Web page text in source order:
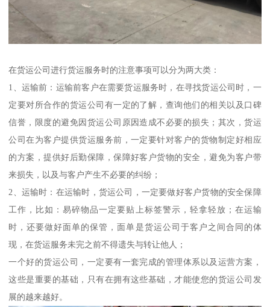
在货运公司进行货运服务时的注意事项可以分为两大类：
1、运输前：运输前客户在需要货运服务时，在寻找货运公司时，一
定要对所合作的货运公司有一定的了解，查询他们的相关以及口碑
信誉，限度的避免因货运公司原因造成不必要的损失；其次，货运
公司在为客户提供货运服务前，一定要针对客户的货物制定好相应
的方案，提供好后勤保障，保障好客户货物的安全，避免为客户带
来损失，以及与客户产生不必要的纠纷；
2、运输时：在运输时，货运公司，一定要做好客户货物的安全保障
工作，比如：易碎物品一定要贴上标签警示，轻拿轻放；在运输
时，还要做好面单的保管，面单是货运公司于客户之间合同的体
现，在货运服务未完之前不得遗失与转让他人；
一个好的货运公司，一定要有一套完成的管理体系以及运营方案，
这些是重要的基础，只有在拥有这些基础，才能使您的货运公司发
展的越来越好。